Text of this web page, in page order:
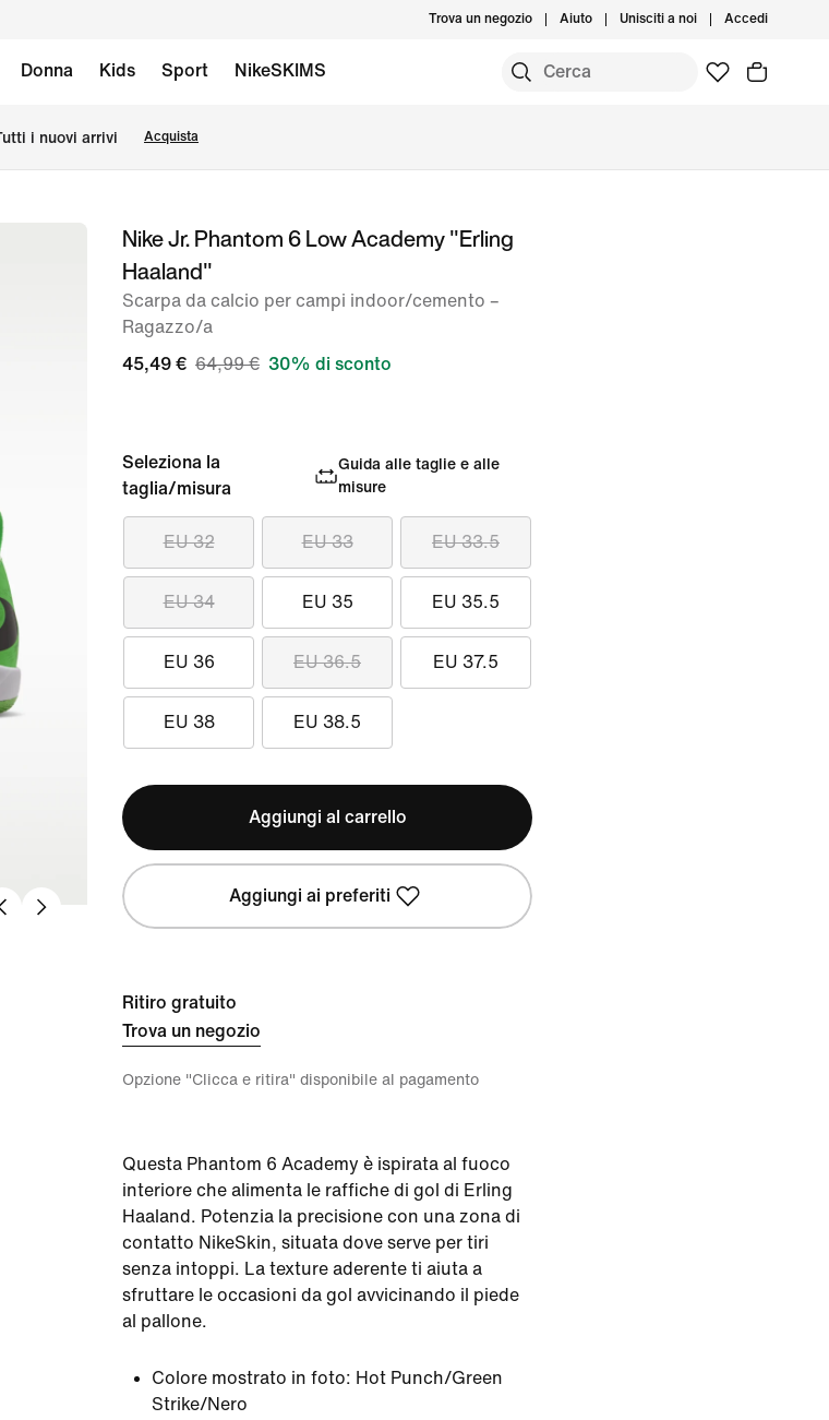
Trova un negozio Aiuto Unisciti a noi Accedi
Donna Kids Sport NikeSKIMS
i nuovi arrivi Acquista
immagine
Nike Jr. Phantom 6 Low Academy "Erling
Haaland"
Scarpa da calcio per campi indoor/cemento –
Ragazzo/a
45,49 € 64,99 € 30% di sconto
Seleziona la
taglia/misura
Guida alle taglie e alle
misure
EU 32 EU 33 EU 33.5
EU 34 EU 35 EU 35.5
EU 36 EU 36.5 EU 37.5
EU 38 EU 38.5
Aggiungi al carrello
Aggiungi ai preferiti
Ritiro gratuito
Trova un negozio
Opzione "Clicca e ritira" disponibile al pagamento
Questa Phantom 6 Academy è ispirata al fuoco
interiore che alimenta le raffiche di gol di Erling
Haaland. Potenzia la precisione con una zona di
contatto NikeSkin, situata dove serve per tiri
senza intoppi. La texture aderente ti aiuta a
sfruttare le occasioni da gol avvicinando il piede
al pallone.
Colore mostrato in foto: Hot Punch/Green
Strike/Nero